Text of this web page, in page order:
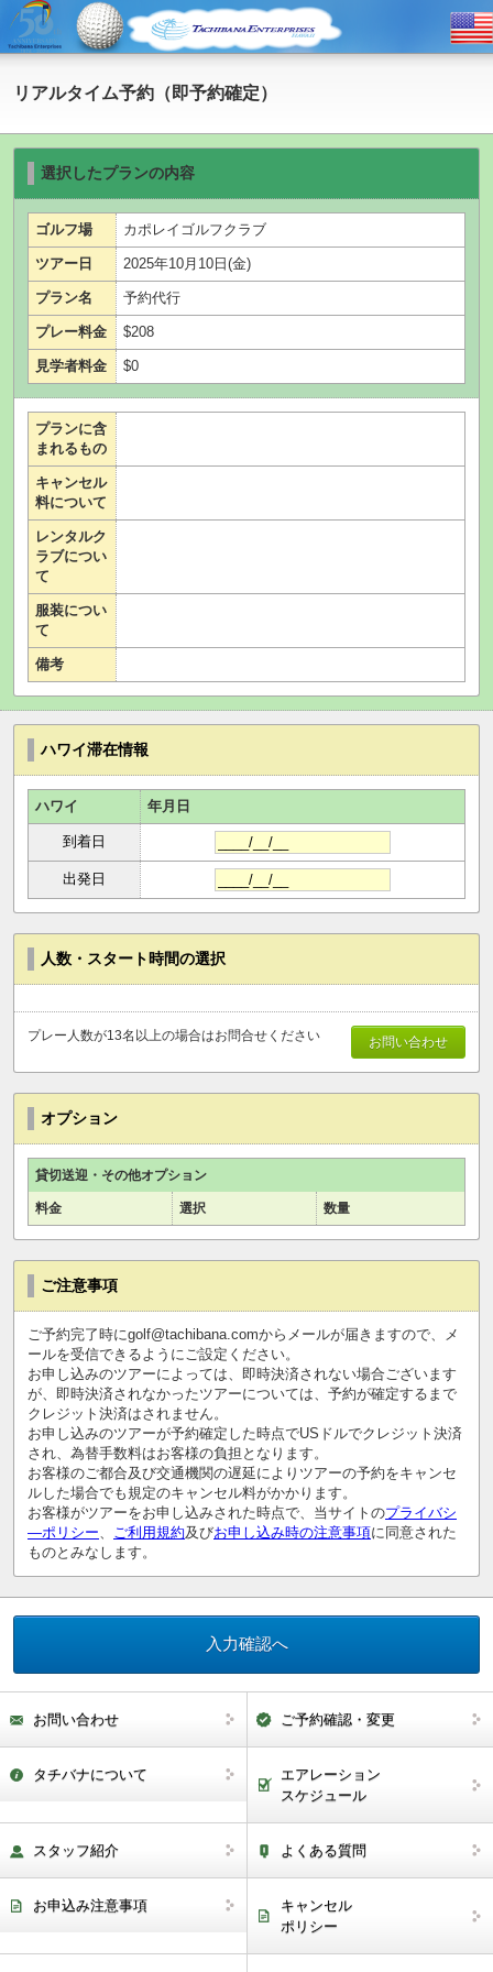
リアルタイム予約（即予約確定）
選択したプランの内容
ゴルフ場 カポレイゴルフクラブ
ツアー日 2025年10月10日(金)
プラン名 予約代行
プレー料金 $208
見学者料金 $0
プランに含
まれるもの
キャンセル
料について
レンタルク
ラブについ
て
服装につい
て
備考
ハワイ滞在情報
ハワイ 年月日
到着日
出発日
人数・スタート時間の選択
お問い合わせ
プレー人数が13名以上の場合はお問合せください
オプション
貸切送迎・その他オプション
料金 選択 数量
ご注意事項
ご予約完了時にgolf@tachibana.comからメールが届きますので、メ
ールを受信できるようにご設定ください。
お申し込みのツアーによっては、即時決済されない場合ございます
が、即時決済されなかったツアーについては、予約が確定するまで
クレジット決済はされません。
お申し込みのツアーが予約確定した時点でUSドルでクレジット決済
され、為替手数料はお客様の負担となります。
お客様のご都合及び交通機関の遅延によりツアーの予約をキャンセ
ルした場合でも規定のキャンセル料がかかります。
お客様がツアーをお申し込みされた時点で、当サイトのプライバシ
―ポリシー
ご利用規約及びお申し込み時の注意事項に同意された
ものとみなします。
お問い合わせ ご予約確認・変更
タチバナについて
エアレーション
スケジュール
スタッフ紹介 よくある質問
お申込み注意事項
キャンセル
ポリシー